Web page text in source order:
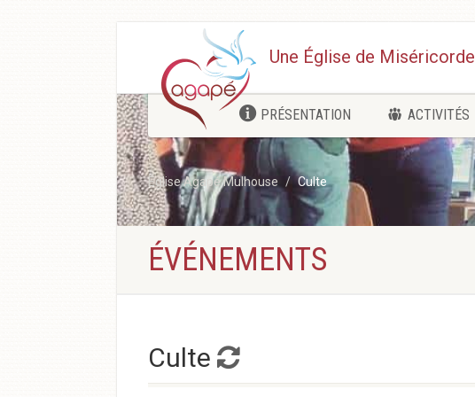
Une Église de Miséricorde
PRÉSENTATION ACTIVITÉS
Église Agapé Mulhouse Culte
ÉVÉNEMENTS
Culte